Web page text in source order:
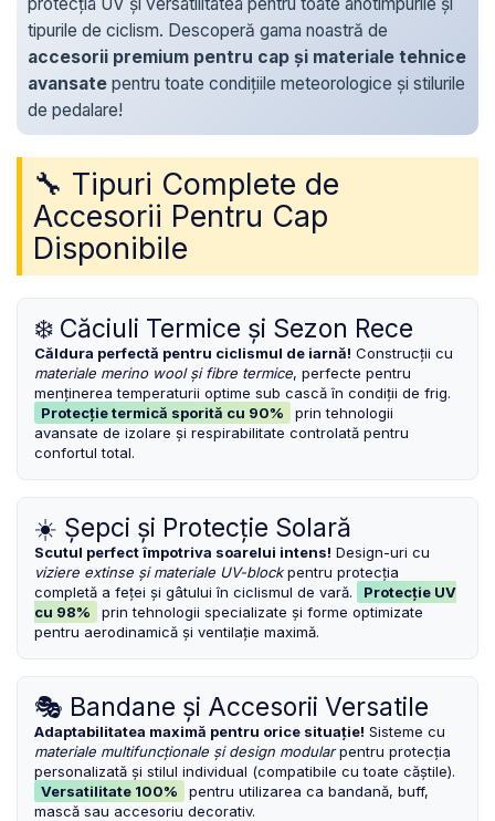
COSURI PENTRU BICICLETE
GHIDOLINE
HUSE ȘA
MANSOANE
Pedale SPD
Accesorii Pedale
BORSETE SI GENTI
PROTECTII CADRU
ANTIFURTURI
SUPORT BIDON SI BIDON
APARATORI NOROI
OGLINDA
DIVERSE
Accesorii Remorca
Roti ajutatoare
Scaune pentru Copii
ZA Missinglink
SOLUTII TUBELESS
SPACERE/AXE BUTUCI/RULMENTI
CABLURI
CAMERE DE BICICLETA
ACCESORII CAMERE
CAPETE CABLU SI MANTA
COLIERE ȘA
DISTANTIERE
THRU AXLE
PLACUTE FRANA DISC
SABOTI FRANA
FRANE V-BRAKE
SET ROTI
SUSPENSII SPATE
BUTUCI ROATA
SCHIMBATOR PINIOANE
SCHIMBATOR FOI
MANETE SCHIMBATOR
ETRIER FRANA
OCHELARI
tipurile de ciclism. Descoperă gama noastră de
accesorii premium pentru cap și materiale tehnice
avansate pentru toate condițiile meteorologice și stilurile
de pedalare!
🔧 Tipuri Complete de
Accesorii Pentru Cap
Disponibile
❄️ Căciuli Termice și Sezon Rece
Căldura perfectă pentru ciclismul de iarnă! Construcții cu
materiale merino wool și fibre termice, perfecte pentru
menținerea temperaturii optime sub cască în condiții de frig.
Protecție termică sporită cu 90%
prin tehnologii
avansate de izolare și respirabilitate controlată pentru
confortul total.
☀️ Șepci și Protecție Solară
Scutul perfect împotriva soarelui intens! Design-uri cu
viziere extinse și materiale UV-blockpentru protecția
completă a feței și gâtului în ciclismul de vară.
Protecție UV
cu 98%
prin tehnologii specializate și forme optimizate
pentru aerodinamică și ventilație maximă.
🎭 Bandane și Accesorii Versatile
Adaptabilitatea maximă pentru orice situație! Sisteme cu
materiale multifuncționale și design modularpentru protecția
personalizată și stilul individual (compatibile cu toate căștile).
Versatilitate 100%
pentru utilizarea ca bandană, buff,
mască sau accesoriu decorativ.